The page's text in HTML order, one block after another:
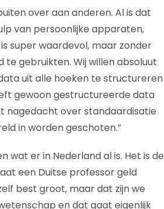
over aan anderen. Al is dat
van persoonlijke apparaten,
super waardevol, maar zonder
gebruikten. Wij willen absoluut
uit alle hoeken te structureren
gewoon gestructureerde data
nagedacht over standaardisatie
in worden geschoten.”
er in Nederland al is. Het is de
een Duitse professor geld
best groot, maar dat zijn we
en dat gaat eigenlijk